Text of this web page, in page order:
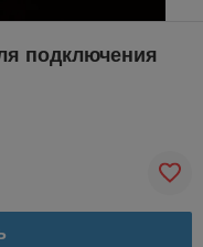
подключения